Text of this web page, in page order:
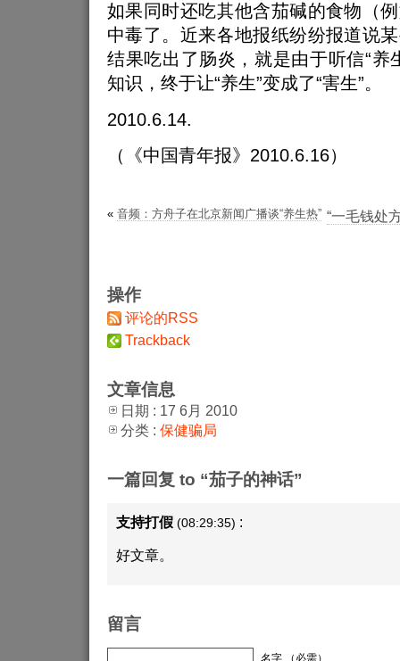
如果同时还吃其他含茄碱的食物（
中毒了。近来各地报纸纷纷报道说
结果吃出了肠炎，就是由于听信“养
知识，终于让“养生”变成了“害生”。
2010.6.14.
（《中国青年报》2010.6.16）
« 音频：方舟子在北京新闻广播谈“养生热” “一毛钱处
操作
评论的RSS
Trackback
文章信息
日期 : 17 6月 2010
分类 : 保健骗局
一篇回复 to “茄子的神话”
支持打假 (08:29:35) :
好文章。
留言
名字 （必需）